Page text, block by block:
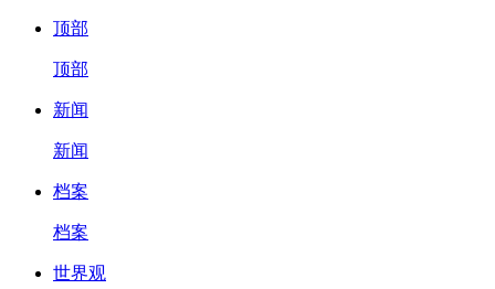
顶部
顶部
新闻
新闻
档案
档案
世界观